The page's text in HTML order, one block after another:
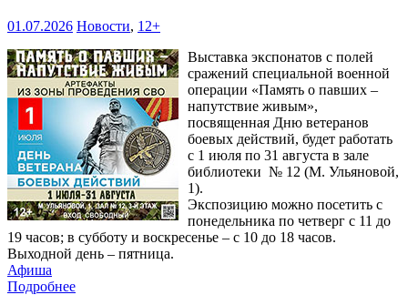
01.07.2026 Новости, 12+
Выставка экспонатов с полей
сражений специальной военной
операции «Память о павших –
напутствие живым»,
посвященная Дню ветеранов
боевых действий, будет работать
с 1 июля по 31 августа в зале
библиотеки № 12 (М. Ульяновой,
1).
Экспозицию можно посетить с
понедельника по четверг с 11 до
19 часов; в субботу и воскресенье – с 10 до 18 часов.
Выходной день – пятница.
Афиша
Подробнее